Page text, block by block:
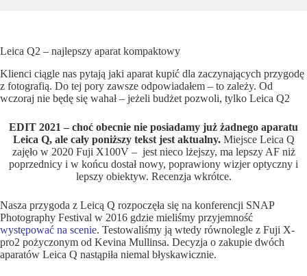
Leica Q2 – najlepszy aparat kompaktowy
Klienci ciągle nas pytają jaki aparat kupić dla zaczynających przygodę
z fotografią. Do tej pory zawsze odpowiadałem – to zależy. Od
wczoraj nie będę się wahał – jeżeli budżet pozwoli, tylko Leica Q2
EDIT 2021 – choć obecnie nie posiadamy już żadnego aparatu
Leica Q, ale cały poniższy tekst jest aktualny.Miejsce Leica Q
zajęło w 2020 Fuji X100V – jest nieco lżejszy, ma lepszy AF niż
poprzednicy i w końcu dostał nowy, poprawiony wizjer optyczny i
lepszy obiektyw. Recenzja wkrótce.
Nasza przygoda z Leicą Q rozpoczęła się na konferencji SNAP
Photography Festival w 2016 gdzie mieliśmy przyjemność
występować na scenie. Testowaliśmy ją wtedy równolegle z Fuji X-
pro2 pożyczonym od Kevina Mullinsa. Decyzja o zakupie dwóch
aparatów Leica Q nastąpiła niemal błyskawicznie.